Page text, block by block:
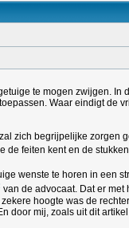
te mogen zwijgen.
Waar eindigt de
zich begrijpelijke
de feiten kent en de
wenste te horen in
van de advocaat. Dat er
hoogte was de
door mij, zoals uit dit